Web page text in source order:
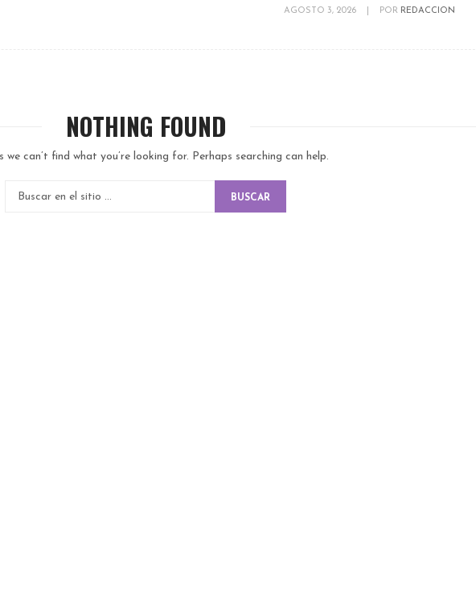
AGOSTO 3, 2026 POR REDACCION
NOTHING FOUND
we can’t find what you’re looking for. Perhaps searching can help.
BUSCAR